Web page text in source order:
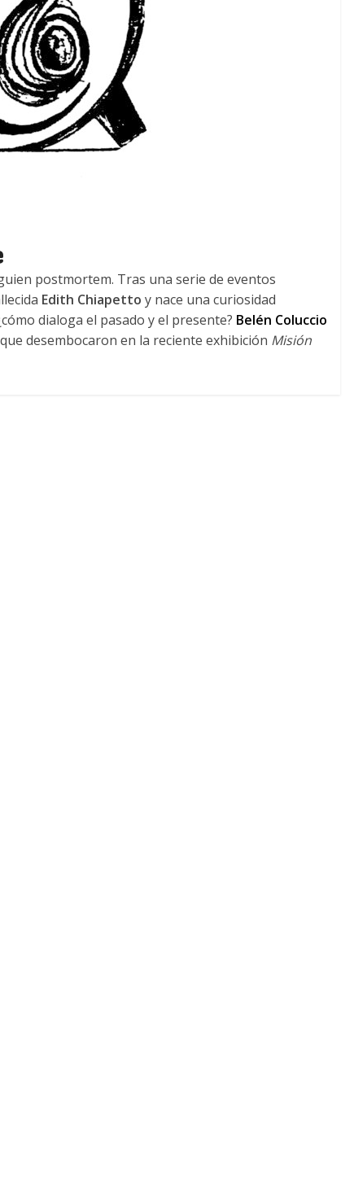
postmortem. Tras una serie de eventos
Edith Chiapetto y nace una curiosidad
dialoga el pasado y el presente? Belén Coluccio
desembocaron en la reciente exhibición Misión